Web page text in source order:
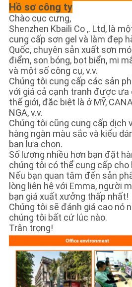
Hồ sơ công ty
Chào cục cưng,
Shenzhen Kbaili Co ,. Ltd, là
cung cấp sơn gel và làm đẹp
Quốc, chuyên sản xuất sơn
điểm, son bóng, bọt biển, mi
và một số công cụ, v.v.
Chúng tôi cung cấp các sản
với giá cả cạnh tranh được ưa
thế giới, đặc biệt là ở MỸ,
NGA, v.v.
Chúng tôi cũng cung cấp dịch
hàng ngàn màu sắc và kiểu
bạn lựa chọn.
Số lượng nhiều hơn bạn đặt
chúng tôi có thể cung cấp cho
Nếu bạn quan tâm đến sản
lòng liên hệ với Emma, ​​người
bạn giá xuất xưởng thấp nhất!
Chúng tôi sẽ đánh giá cao nó
chúng tôi bất cứ lúc nào.
Trân trọng!